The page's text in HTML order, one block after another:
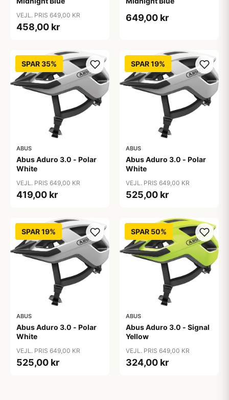
VEJL. PRIS 649,00 KR
458,00 kr
649,00 kr
SPAR 35%
ABUS
Abus Aduro 3.0 - Polar
White
VEJL. PRIS 649,00 KR
419,00 kr
SPAR 19%
ABUS
Abus Aduro 3.0 - Polar
White
VEJL. PRIS 649,00 KR
525,00 kr
SPAR 19%
ABUS
Abus Aduro 3.0 - Polar
White
VEJL. PRIS 649,00 KR
525,00 kr
SPAR 50%
ABUS
Abus Aduro 3.0 - Signal
Yellow
VEJL. PRIS 649,00 KR
324,00 kr